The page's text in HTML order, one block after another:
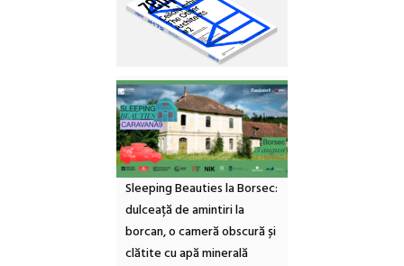
Sleeping Beauties la Borsec:
dulceață de amintiri la
borcan, o cameră obscură și
clătite cu apă minerală